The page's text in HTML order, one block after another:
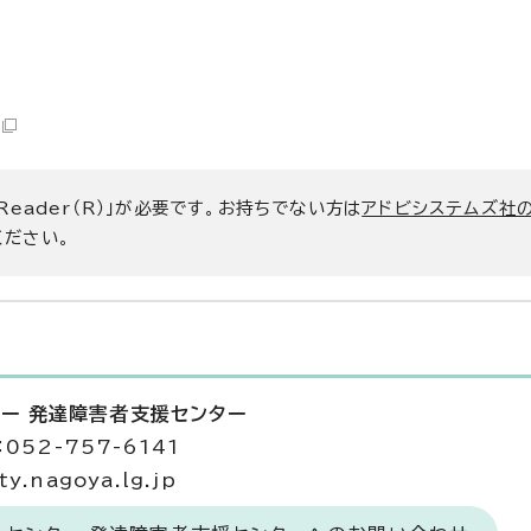
（R）」が必要です。お持ちでない方はアドビシステムズ社
さい。
発達障害者支援センター
052-757-6141